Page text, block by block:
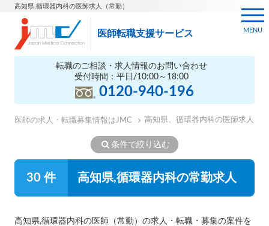
高知県,循環器内科の医師求人（常勤）
医師転職支援サービス
転職のご相談・求人情報のお問い合わせ
受付時間：平日/10:00～18:00
0120-940-196
MENU
医師の求人・転職募集情報はJMC 高知県、循環器内科の医師求人
条件で絞り込む
30 件 高知県,循環器内科の常勤求人
高知県,循環器内科の医師（常勤）の求人・転職・募集の案件を